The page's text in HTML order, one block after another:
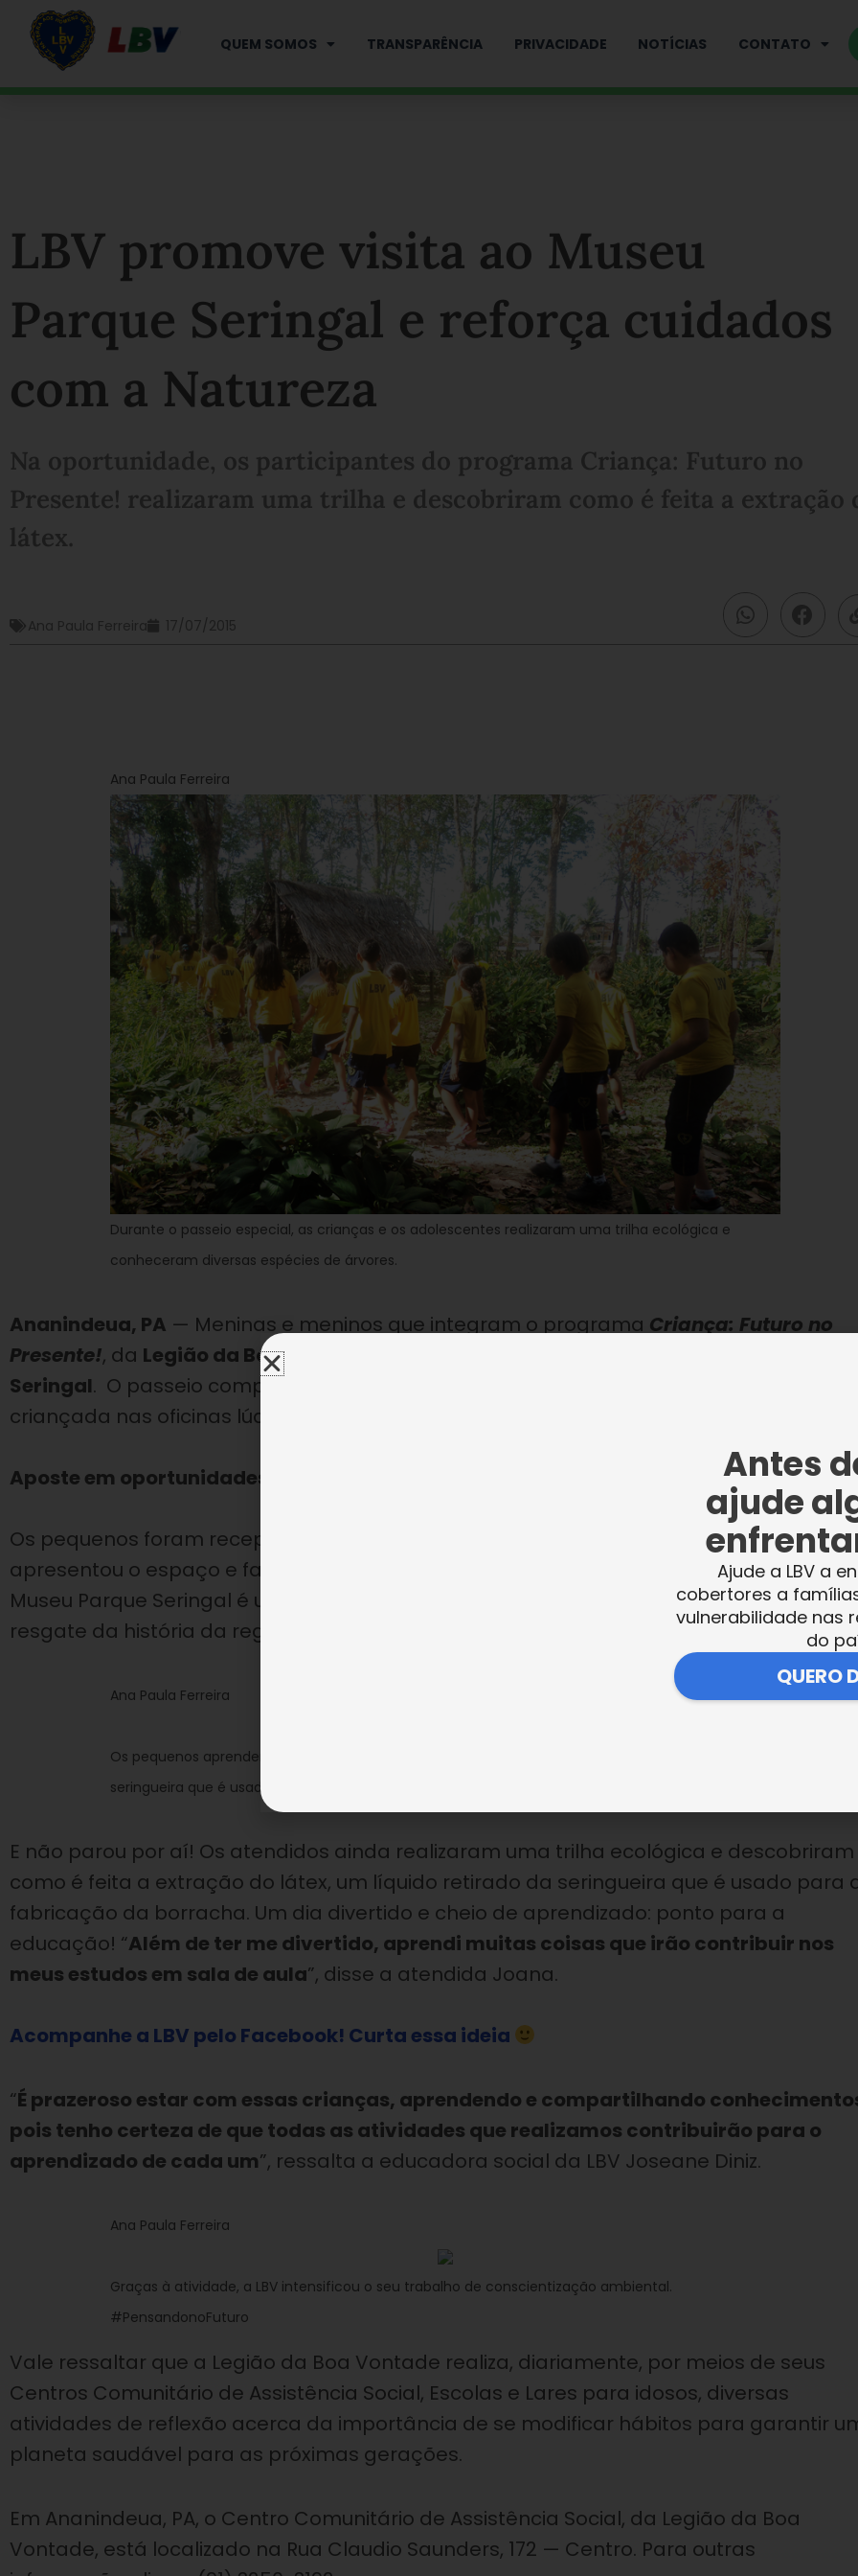
QUEM SOMOS TRANSPARÊNCIA PRIVACIDADE NOTÍCIAS CONTATO
LBV promove visita ao Museu
Parque Seringal e reforça cuidados
com a Natureza
Na oportunidade, os participantes do programa Criança: Futuro no
Presente! realizaram uma trilha e descobriram como é feita a extração
látex.
Ana Paula Ferreira 17/07/2015
Ana Paula Ferreira
Durante o passeio especial, as crianças e os adolescentes realizaram uma trilha ecológica e
conheceram diversas espécies de árvores.
Ananindeua, PA — Meninas e meninos que integram o programa Criança: Futuro no
Presente!, da Legião da Boa Vontade (LBV)
Seringal. O passeio complementou as atividades socioambientais realizadas pela
criançada nas oficinas lúdicas da Instituição.
Aposte em oportunidades;
Os pequenos foram recepcionadas pelo funcionário do museu, João Paulo, que
apresentou o espaço e falou sobre a história do ciclo da borracha na Amazônia. “O
Museu Parque Seringal é um espaço inovador que une proteção do meio ambiente e
resgate da história da região”, afirmou.
Ana Paula Ferreira
Os pequenos aprenderam, na visita, como era feita a extração do látex, um líquido retirado da
seringueira que é usado para a fabricação da borracha. Muito legal, não é?
E não parou por aí! Os atendidos ainda realizaram uma trilha ecológica e descobriram
como é feita a extração do látex, um líquido retirado da seringueira que é usado para
fabricação da borracha. Um dia divertido e cheio de aprendizado: ponto para a
educação! “Além de ter me divertido, aprendi muitas coisas que irão contribuir nos
meus estudos em sala de aula”, disse a atendida Joana.
Acompanhe a LBV pelo Facebook! Curta essa ideia
“É prazeroso estar com essas crianças, aprendendo e compartilhando
pois tenho certeza de que todas as atividades que realizamos contribuirão para o
aprendizado de cada um”, ressalta a educadora social da LBV Joseane Diniz.
Ana Paula Ferreira
Graças à atividade, a LBV intensificou o seu trabalho de conscientização ambiental.
#PensandonoFuturo
Vale ressaltar que a Legião da Boa Vontade realiza, diariamente, por meios de seus
Centros Comunitário de Assistência Social, Escolas e Lares para idosos, diversas
atividades de reflexão acerca da importância de se modificar hábitos para garantir
planeta saudável para as próximas gerações.
Em Ananindeua, PA, o Centro Comunitário de Assistência Social, da Legião da Boa
Vontade, está localizado na Rua Claudio Saunders, 172 — Centro. Para outras
Antes
ajude
Ajude a LBV a
cobertores a
vulnerabilidade nas
do
QUERO